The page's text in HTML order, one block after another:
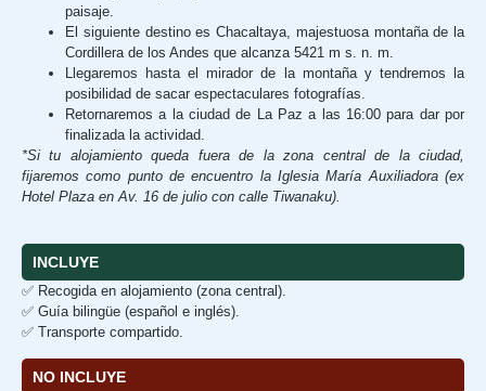
paisaje.
El siguiente destino es Chacaltaya, majestuosa montaña de la
Cordillera de los Andes que alcanza 5421 m s. n. m.
Llegaremos hasta el mirador de la montaña y tendremos la
posibilidad de sacar espectaculares fotografías.
Retornaremos a la ciudad de La Paz a las 16:00 para dar por
finalizada la actividad.
*Si tu alojamiento queda fuera de la zona central de la ciudad,
fijaremos como punto de encuentro la Iglesia María Auxiliadora (ex
Hotel Plaza en Av. 16 de julio con calle Tiwanaku).
INCLUYE
✅ Recogida en alojamiento (zona central).
✅ Guía bilingüe (español e inglés).
✅ Transporte compartido.
NO INCLUYE